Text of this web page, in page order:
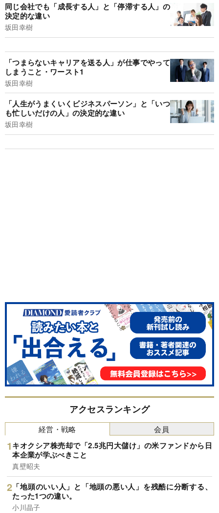
同じ会社でも「成長する人」と「停滞する人」の
決定的な違い
坂田幸樹
「つまらないキャリアを送る人」が仕事でやって
しまうこと・ワースト1
坂田幸樹
「人生がうまくいくビジネスパーソン」と「いつ
も忙しいだけの人」の決定的な違い
坂田幸樹
アクセスランキング
経営・戦略
キオクシア株売却で「2.5兆円大儲け」の米ファンドから日
本企業が学ぶべきこと
真壁昭夫
「地頭のいい人」と「地頭の悪い人」を残酷に分断する、
たった1つの違い。
小川晶子
会員